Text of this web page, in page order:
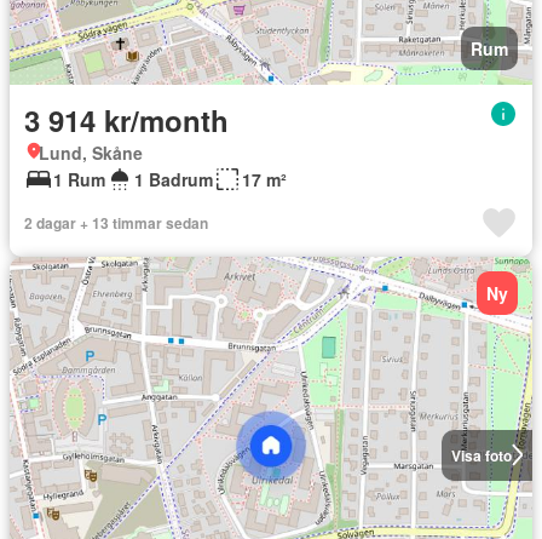
Rum
3 914 kr/month
Lund, Skåne
1 Rum
1 Badrum 17 m²
2 dagar + 13 timmar sedan
Visa foto
Ny